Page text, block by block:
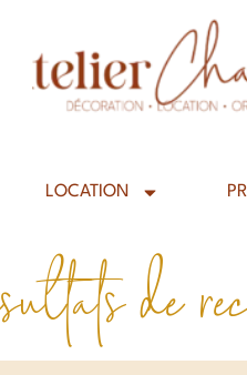
LOCATION
de